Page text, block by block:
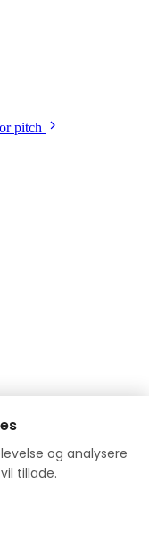
pitch
og analysere
tillade.